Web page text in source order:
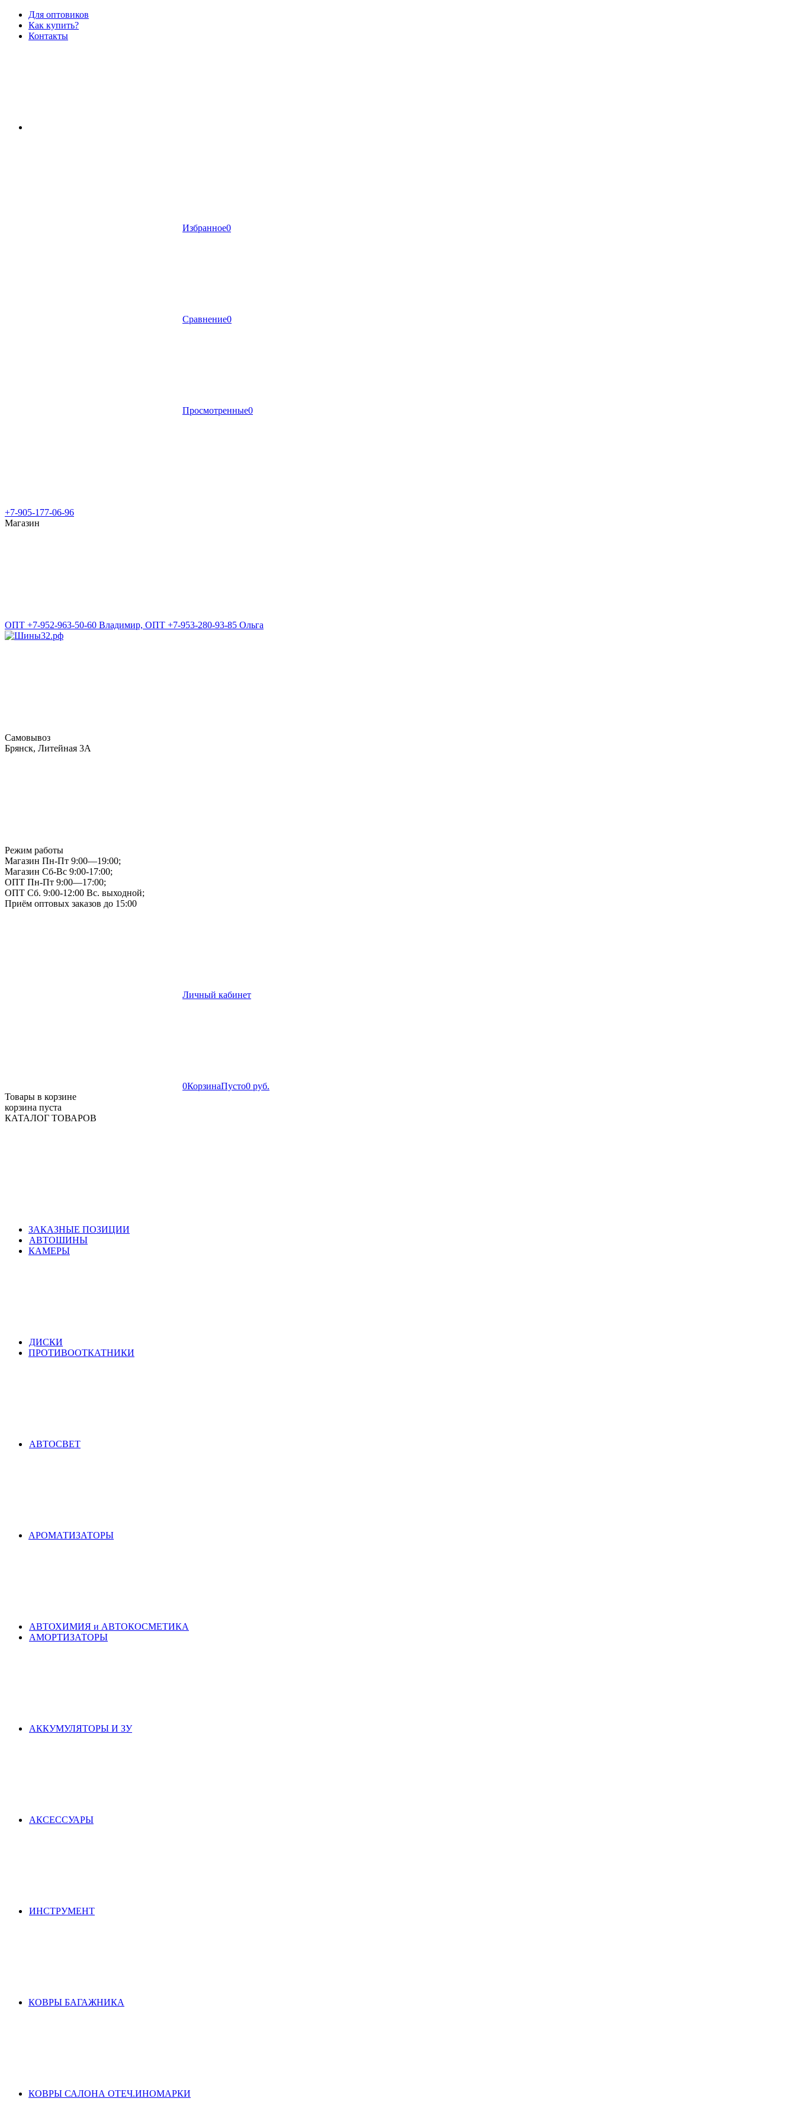
Для оптовиков
Как купить?
Контакты
Избранное0
Сравнение0
Просмотренные0
+7-905-177-06-96
Магазин
ОПТ +7-952-963-50-60 Владимир, ОПТ +7-953-280-93-85 Ольга
Самовывоз
Брянск, Литейная 3А
Режим работы
Магазин Пн-Пт 9:00—19:00;
Магазин Сб-Вс 9:00-17:00;
ОПТ Пн-Пт 9:00—17:00;
ОПТ Сб. 9:00-12:00 Вс. выходной;
Приём оптовых заказов до 15:00
Личный кабинет
0КорзинаПусто0 руб.
Товары в корзине
корзина пуста
КАТАЛОГ ТОВАРОВ
ЗАКАЗНЫЕ ПОЗИЦИИ
АВТОШИНЫ
КАМЕРЫ
ДИСКИ
ПРОТИВООТКАТНИКИ
АВТОСВЕТ
АРОМАТИЗАТОРЫ
АВТОХИМИЯ и АВТОКОСМЕТИКА
АМОРТИЗАТОРЫ
АККУМУЛЯТОРЫ И ЗУ
АКСЕСCУАРЫ
ИНСТРУМЕНТ
КОВРЫ БАГАЖНИКА
КОВРЫ САЛОНА ОТЕЧ.ИНОМАРКИ